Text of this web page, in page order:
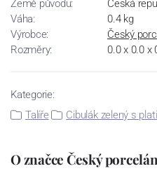
Země původu:
Česká
Váha:
0.4 kg
Výrobce:
Český
Rozměry:
0.0 x 0.0 x
Kategorie:
Talíře
Cibulák zelený s
O značce Český